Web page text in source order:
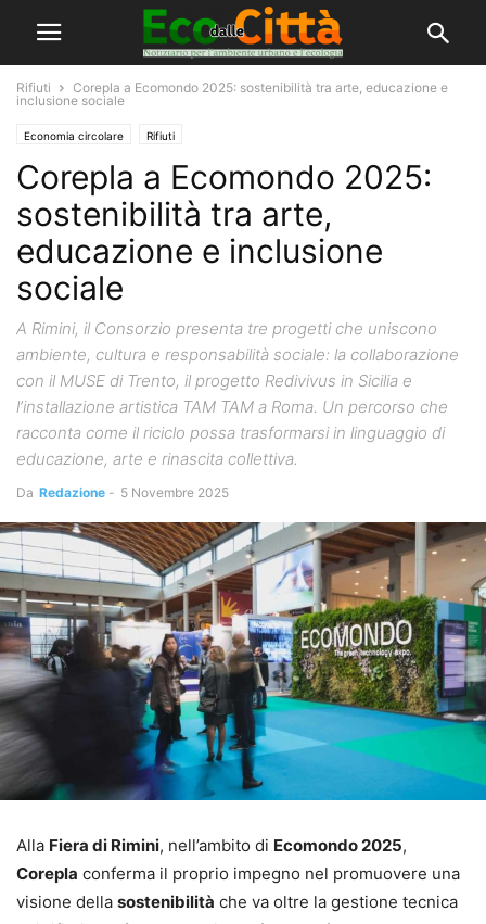
Rifiuti
Corepla a Ecomondo 2025: sostenibilità tra arte, educazione e
inclusione sociale
Economia circolare Rifiuti
Corepla a Ecomondo 2025:
sostenibilità tra arte,
educazione e inclusione
sociale
A Rimini, il Consorzio presenta tre progetti che uniscono
ambiente, cultura e responsabilità sociale: la collaborazione
con il MUSE di Trento, il progetto Redivivus in Sicilia e
l’installazione artistica TAM TAM a Roma. Un percorso che
racconta come il riciclo possa trasformarsi in linguaggio di
educazione, arte e rinascita collettiva.
Da Redazione - 5 Novembre 2025
Alla Fiera di Rimini, nell’ambito di Ecomondo 2025,
Corepla conferma il proprio impegno nel promuovere una
visione della sostenibilità che va oltre la gestione tecnica